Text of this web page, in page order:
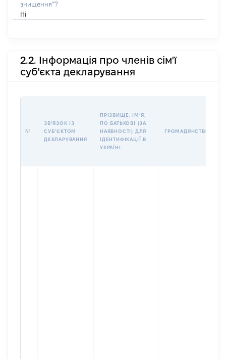
знищення”?
Ні
2.2. Інформація про членів сім'ї
суб'єкта декларування
№
ЗВʼЯЗОК ІЗ
СУБʼЄКТОМ
ДЕКЛАРУВАННЯ
ПРІЗВИЩЕ, ІМʼЯ,
ПО БАТЬКОВІ (ЗА
НАЯВНОСТІ) ДЛЯ
ІДЕНТИФІКАЦІЇ В
УКРАЇНІ
ГРОМАДЯНСТВО